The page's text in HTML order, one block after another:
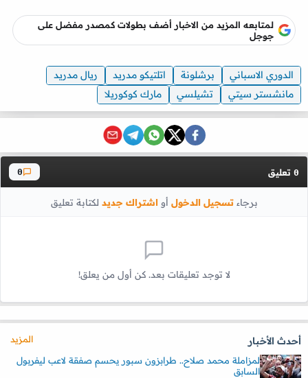
لمتابعه المزيد من الاخبار أضف بطولات كمصدر مفضل على
جوجل
الدوري الاسباني برشلونة اتلتيكو مدريد
ريال مدريد
مانشستر سيتي
تشيلسي مارك كوكوريلا
0 تعليق 0
برجاءتسجيل الدخول أواشتراك جديد لكتابة تعليق
لا توجد تعليقات بعد. كن أول من يعلق!
أحدث الأخبار
المزيد
لمزاملة محمد صلاح.. طرابزون سبور يحسم صفقة لاعب ليفربول
السابق